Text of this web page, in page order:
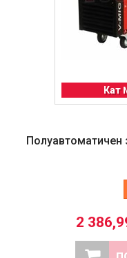
Кат
Полуавтоматичен
2